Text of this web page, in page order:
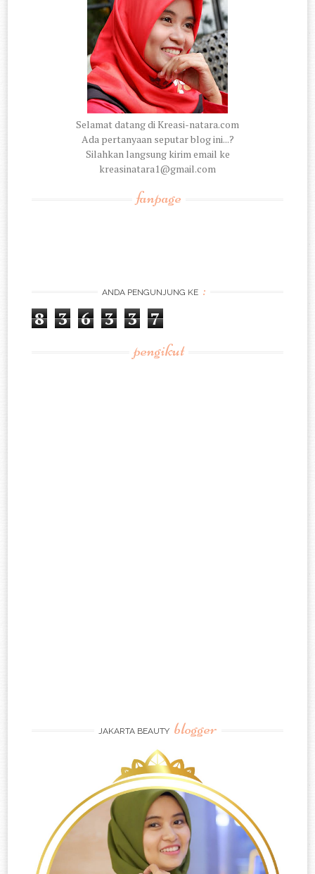
Selamat datang di Kreasi-natara.com
Ada pertanyaan seputar blog ini...?
Silahkan langsung kirim email ke
kreasinatara1@gmail.com
fanpage
ANDA PENGUNJUNG KE :
8 3 6 3 3 7
pengikut
JAKARTA BEAUTY blogger